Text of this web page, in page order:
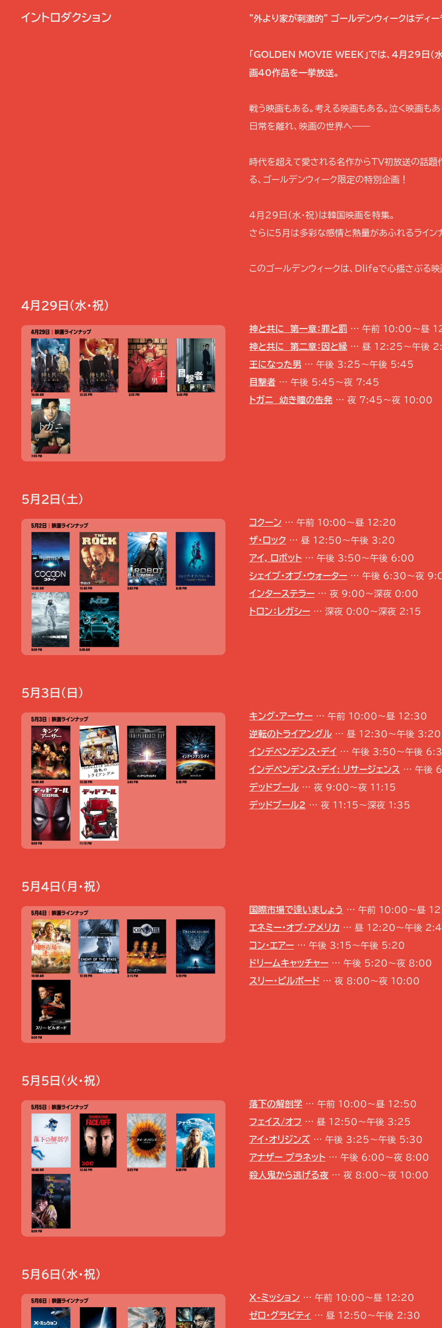
イントロダクション ”外より家が刺激的” ゴールデンウィークはディー
「GOLDEN MOVIE WEEK」では、4月29日（
画40作品を一挙放送。
戦う映画もある。考える映画もある。泣く映画もあ
日常を離れ、映画の世界へ――
時代を超えて愛される名作からTV初放送の話題
る、ゴールデンウィーク限定の特別企画！
4月29日（水・祝）は韓国映画を特集。
さらに5月は多彩な感情と熱量があふれるライン
このゴールデンウィークは、Dlifeで心揺さぶる
4月29日（水・祝）
神と共に 第一章：罪と罰 … 午前 10:00～昼
神と共に 第二章：因と縁… 昼 12:25～午後
王になった男 … 午後 3:25～午後 5:45
目撃者… 午後 5:45～夜 7:45
トガニ 幼き瞳の告発… 夜 7:45～夜 10:00
5月2日（土）
コクーン … 午前 10:00～昼 12:20
ザ・ロック … 昼 12:50～午後 3:20
アイ, ロボット … 午後 3:50～午後 6:00
シェイプ・オブ・ウォーター… 午後 6:30～夜
インターステラー … 夜 9:00～深夜 0:00
トロン：レガシー… 深夜 0:00～深夜 2:15
5月3日（日）
キング・アーサー… 午前 10:00～昼 12:30
逆転のトライアングル… 昼 12:30～午後 3:20
インデペンデンス・デイ … 午後 3:50～午後
インデペンデンス・デイ: リサージェンス … 午後
デッドプール… 夜 9:00～夜 11:15
デッドプール2 … 夜 11:15～深夜 1:35
5月4日（月・祝）
国際市場で逢いましょう … 午前 10:00～昼
エネミー・オブ・アメリカ … 昼 12:20～午後
コン・エアー… 午後 3:15～午後 5:20
ドリームキャッチャー… 午後 5:20～夜 8:00
スリー・ビルボード … 夜 8:00～夜 10:00
5月5日（火・祝）
落下の解剖学… 午前 10:00～昼 12:50
フェイス/オフ … 昼 12:50～午後 3:25
アイ・オリジンズ… 午後 3:25～午後 5:30
アナザー プラネット … 午後 6:00～夜 8:00
殺人鬼から逃げる夜… 夜 8:00～夜 10:00
5月6日（水・祝）
X-ミッション … 午前 10:00～昼 12:20
ゼロ・グラビティ … 昼 12:50～午後 2:30